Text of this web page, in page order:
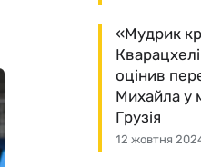
12 жовтня
«Мудрик
оцінив
Михайла у
Грузія